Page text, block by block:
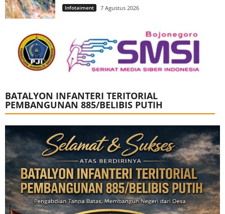
Infotaiment 7 Agustus 2026
BATALYON INFANTERI TERITORIAL
PEMBANGUNAN 885/BELIBIS PUTIH